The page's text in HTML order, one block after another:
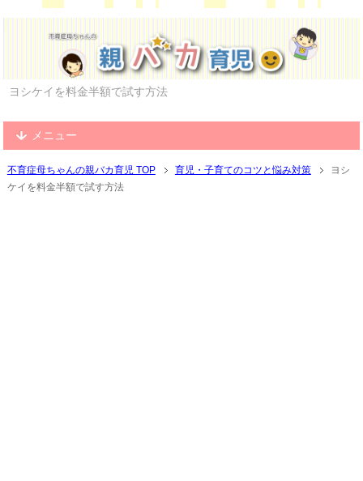
ヨシケイを料金半額で試す方法
メニュー
不育症母ちゃんの親バカ育児 TOP 育児・子育てのコツと悩み対策
ヨシ
ケイを料金半額で試す方法